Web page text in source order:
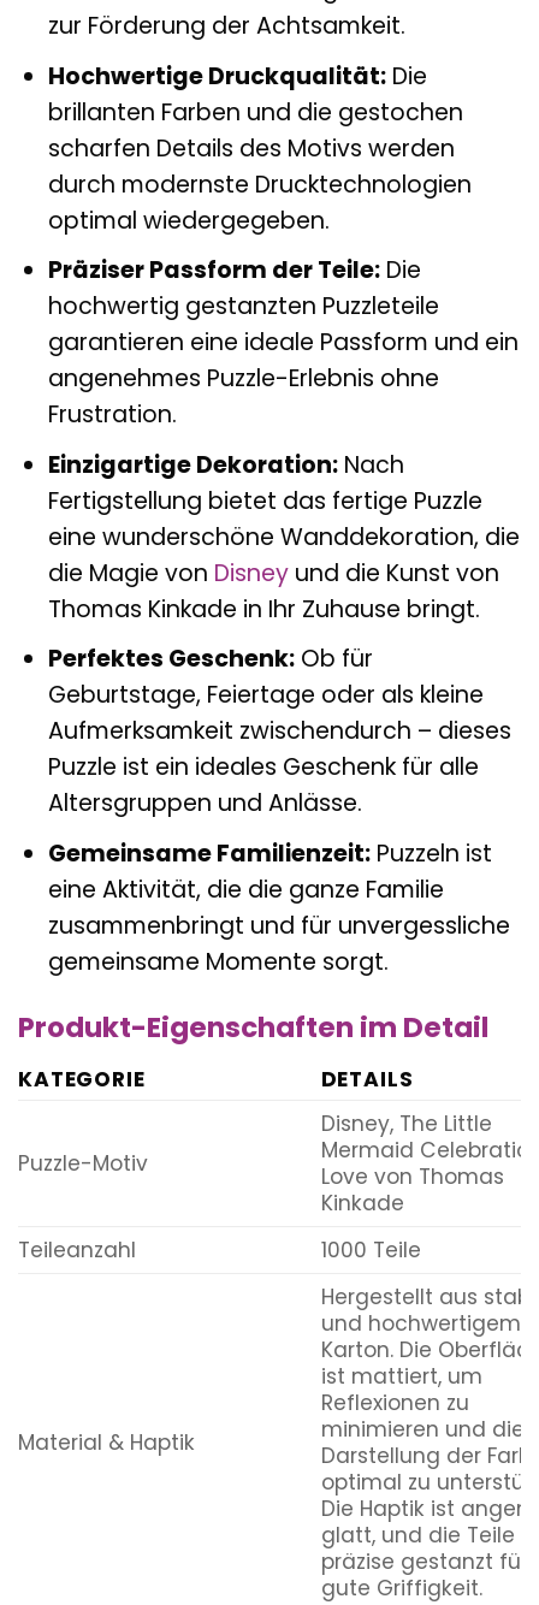
zur Förderung der Achtsamkeit.
Hochwertige Druckqualität:Die
brillanten Farben und die gestochen
scharfen Details des Motivs werden
durch modernste Drucktechnologien
optimal wiedergegeben.
Präziser Passform der Teile:Die
hochwertig gestanzten Puzzleteile
garantieren eine ideale Passform und ein
angenehmes Puzzle-Erlebnis ohne
Frustration.
Einzigartige Dekoration:Nach
Fertigstellung bietet das fertige Puzzle
eine wunderschöne Wanddekoration, die
die Magie von Disneyund die Kunst von
Thomas Kinkade in Ihr Zuhause bringt.
Perfektes Geschenk:Ob für
Geburtstage, Feiertage oder als kleine
Aufmerksamkeit zwischendurch – dieses
Puzzle ist ein ideales Geschenk für alle
Altersgruppen und Anlässe.
Gemeinsame Familienzeit:Puzzeln ist
eine Aktivität, die die ganze Familie
zusammenbringt und für unvergessliche
gemeinsame Momente sorgt.
Produkt-Eigenschaften im Detail
KATEGORIE DETAILS
Puzzle-Motiv
Disney, The Little
Mermaid
Love von Thomas
Kinkade
Teileanzahl
1000 Teile
Material & Haptik
Hergestellt aus
und hochwertigem
Karton. Die
ist mattiert, um
Reflexionen zu
minimieren und die
Darstellung der
optimal zu
Die Haptik ist
glatt, und die Teile
präzise gestanzt für
gute Griffigkeit.